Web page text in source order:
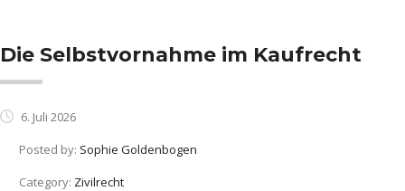
Die Selbstvornahme im Kaufrecht
6. Juli 2026
Posted by: Sophie Goldenbogen
Category: Zivilrecht